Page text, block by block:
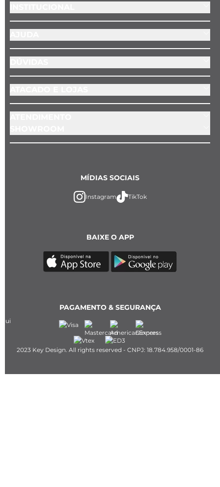
BAIXE O APP
MÍDIAS SOCIAIS
Instagram TikTok
PAGAMENTO & SEGURANÇA
2023 Key Design. All rights reserved - CNPJ: 18.784.958/0001-86